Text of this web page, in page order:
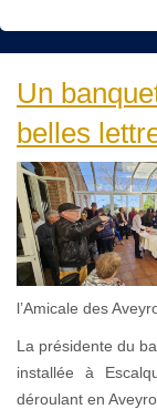
Un
belles
l’Amicale des
La présidente du
installée à
déroulant en